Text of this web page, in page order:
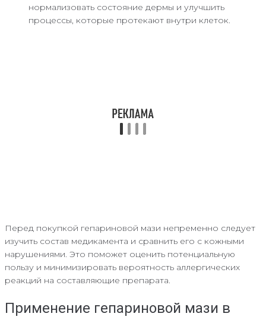
нормализовать состояние дермы и улучшить
процессы, которые протекают внутри клеток.
Перед покупкой гепариновой мази непременно следует
изучить состав медикамента и сравнить его с кожными
нарушениями. Это поможет оценить потенциальную
пользу и минимизировать вероятность аллергических
реакций на составляющие препарата.
Применение гепариновой мази в